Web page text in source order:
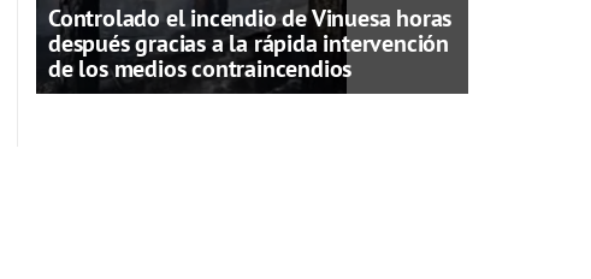
Controlado el incendio de Vinuesa horas
después gracias a la rápida intervención
de los medios contraincendios